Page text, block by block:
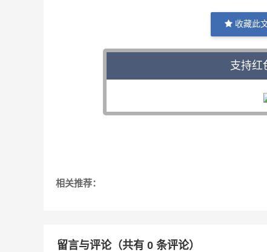
收藏此
支持红
相关推荐：
留言与评论（共有 0 条评论）